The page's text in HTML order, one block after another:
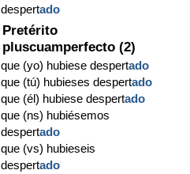
despertado
Pretérito
pluscuamperfecto (2)
que (yo) hubiese despertado
que (tú) hubieses despertado
que (él) hubiese despertado
que (ns) hubiésemos
despertado
que (vs) hubieseis
despertado